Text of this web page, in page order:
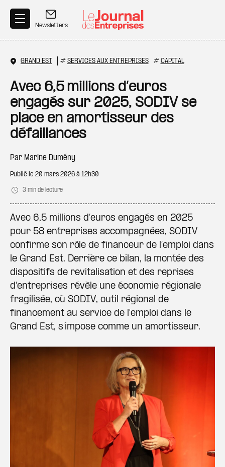
Newsletters
GRAND EST # SERVICES AUX ENTREPRISES # CAPITAL
Avec 6,5 millions d’euros
engagés sur 2025, SODIV se
place en amortisseur des
défaillances
Par Marine Dumény
Publié le 20 mars 2026 à 12h30
3 min de lecture
Avec 6,5 millions d’euros engagés en 2025
pour 58 entreprises accompagnées, SODIV
confirme son rôle de financeur de l’emploi dans
le Grand Est. Derrière ce bilan, la montée des
dispositifs de revitalisation et des reprises
d'entreprises révèle une économie régionale
fragilisée, où SODIV, outil régional de
financement au service de l'emploi dans le
Grand Est, s'impose comme un amortisseur.